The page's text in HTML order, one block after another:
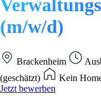
(m/w/d)
Brackenheim
(geschätzt)
Kein
Jetzt bewerben